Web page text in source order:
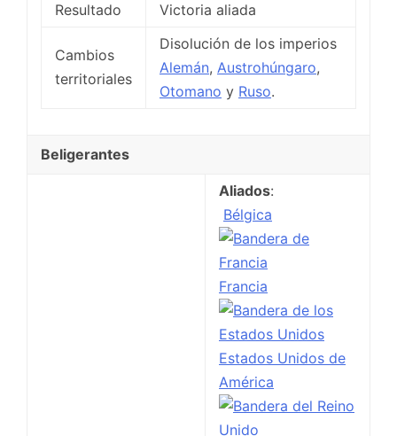
Resultado
Victoria aliada
Cambios
territoriales
Disolución de los imperios
Alemán, Austrohúngaro,
Otomano y Ruso.
Beligerantes
Aliados:
Bélgica
Francia
Estados Unidos de
América